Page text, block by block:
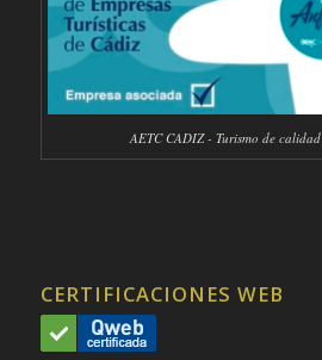
AETC CADIZ - Turismo de calidad
CERTIFICACIONES WEB